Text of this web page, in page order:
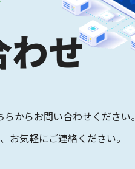
わせ
らからお問い合わせください。
お気軽にご連絡ください。